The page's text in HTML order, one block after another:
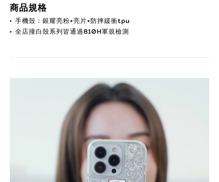
商品規格
• 手機殼：銀耀亮粉+亮片+防摔緩衝tpu
• 全店撞白殼系列皆通過810H軍規檢測